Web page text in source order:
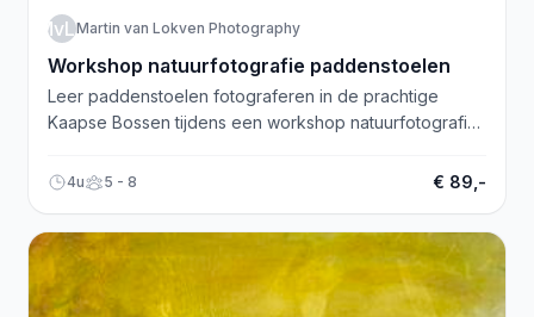
MvLPMartin van Lokven Photography
Workshop natuurfotografie paddenstoelen
Leer paddenstoelen fotograferen in de prachtige
Kaapse Bossen tijdens een workshop natuurfotografie
4u 5 - 8 € 89,-